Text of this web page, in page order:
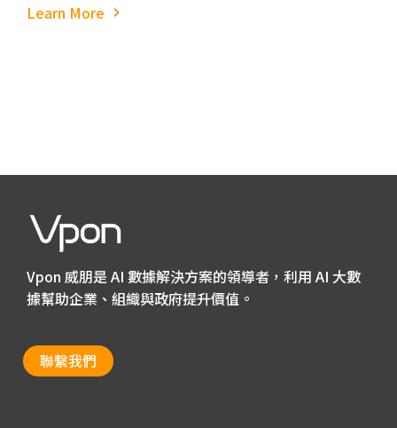
Learn More
Vpon 威朋是 AI 數據解決方案的領導者，利用 AI 大數
據幫助企業、組織與政府提升價值。
聯繫我們